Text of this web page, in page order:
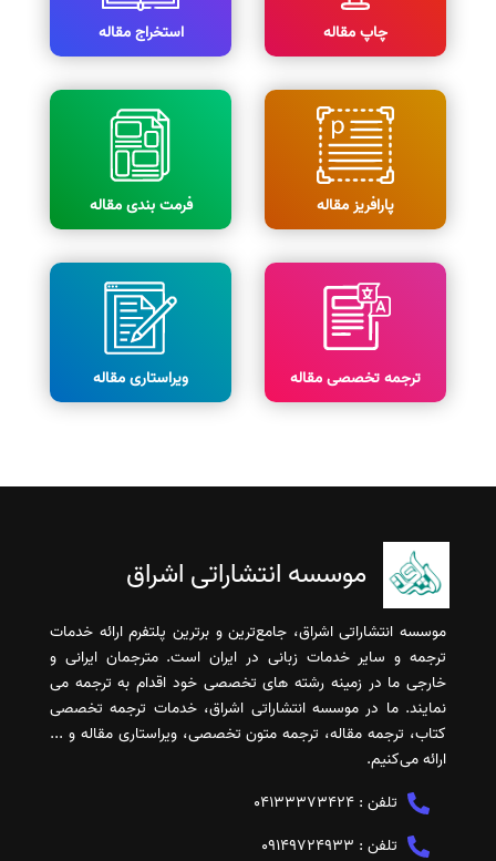
چاپ مقاله استخراج مقاله
پارافریز مقاله فرمت بندی مقاله
ترجمه تخصصی مقاله ویراستاری مقاله
موسسه انتشاراتی اشراق
موسسه انتشاراتی اشراق، جامع‌ترین و برترین پلتفرم ارائه خدمات
ترجمه و سایر خدمات زبانی در ایران است. مترجمان ایرانی و
خارجی ما در زمینه رشته های تخصصی خود اقدام به ترجمه می
نمایند. ما در موسسه انتشاراتی اشراق، خدمات ترجمه تخصصی
کتاب، ترجمه مقاله، ترجمه متون تخصصی، ویراستاری مقاله و ...
ارائه می‌کنیم.
تلفن : 04133373424
تلفن : 09149724933